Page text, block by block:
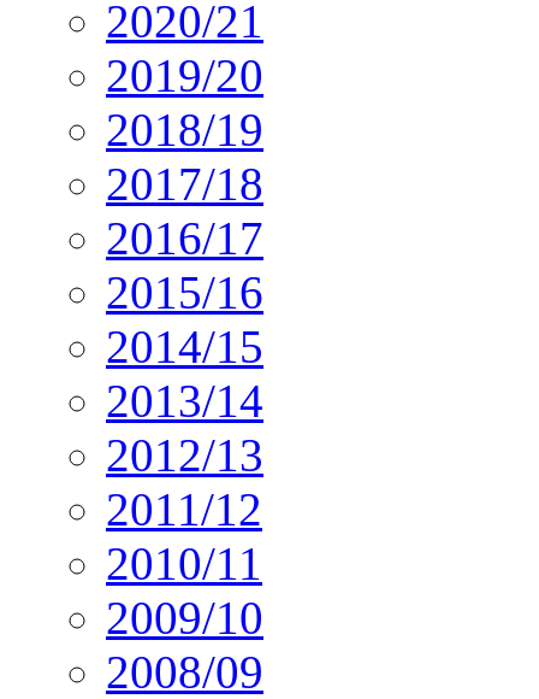
2020/21
2019/20
2018/19
2017/18
2016/17
2015/16
2014/15
2013/14
2012/13
2011/12
2010/11
2009/10
2008/09